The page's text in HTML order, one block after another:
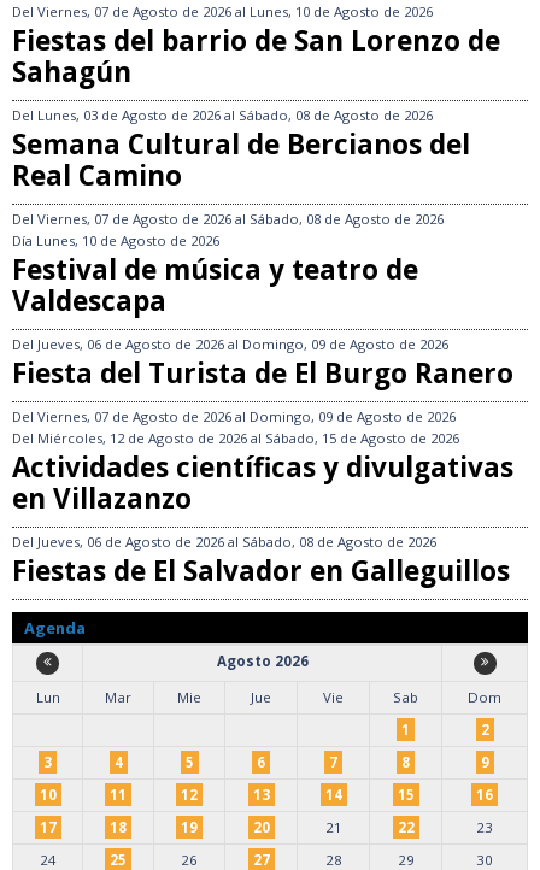
Del Viernes, 07 de Agosto de 2026 al Lunes, 10 de Agosto de 2026
Fiestas del barrio de San Lorenzo de
Sahagún
Del Lunes, 03 de Agosto de 2026 al Sábado, 08 de Agosto de 2026
Semana Cultural de Bercianos del
Real Camino
Del Viernes, 07 de Agosto de 2026 al Sábado, 08 de Agosto de 2026
Día Lunes, 10 de Agosto de 2026
Festival de música y teatro de
Valdescapa
Del Jueves, 06 de Agosto de 2026 al Domingo, 09 de Agosto de 2026
Fiesta del Turista de El Burgo Ranero
Del Viernes, 07 de Agosto de 2026 al Domingo, 09 de Agosto de 2026
Del Miércoles, 12 de Agosto de 2026 al Sábado, 15 de Agosto de 2026
Actividades científicas y divulgativas
en Villazanzo
Del Jueves, 06 de Agosto de 2026 al Sábado, 08 de Agosto de 2026
Fiestas de El Salvador en Galleguillos
Agenda
Agosto 2026
Lun
Mar Mie Jue Vie Sab
Dom
1
2
3
4 5 6 7 8
9
10
11 12 13 14 15
16
17
18 19 20 21 22
23
24
25 26 27 28 29
30